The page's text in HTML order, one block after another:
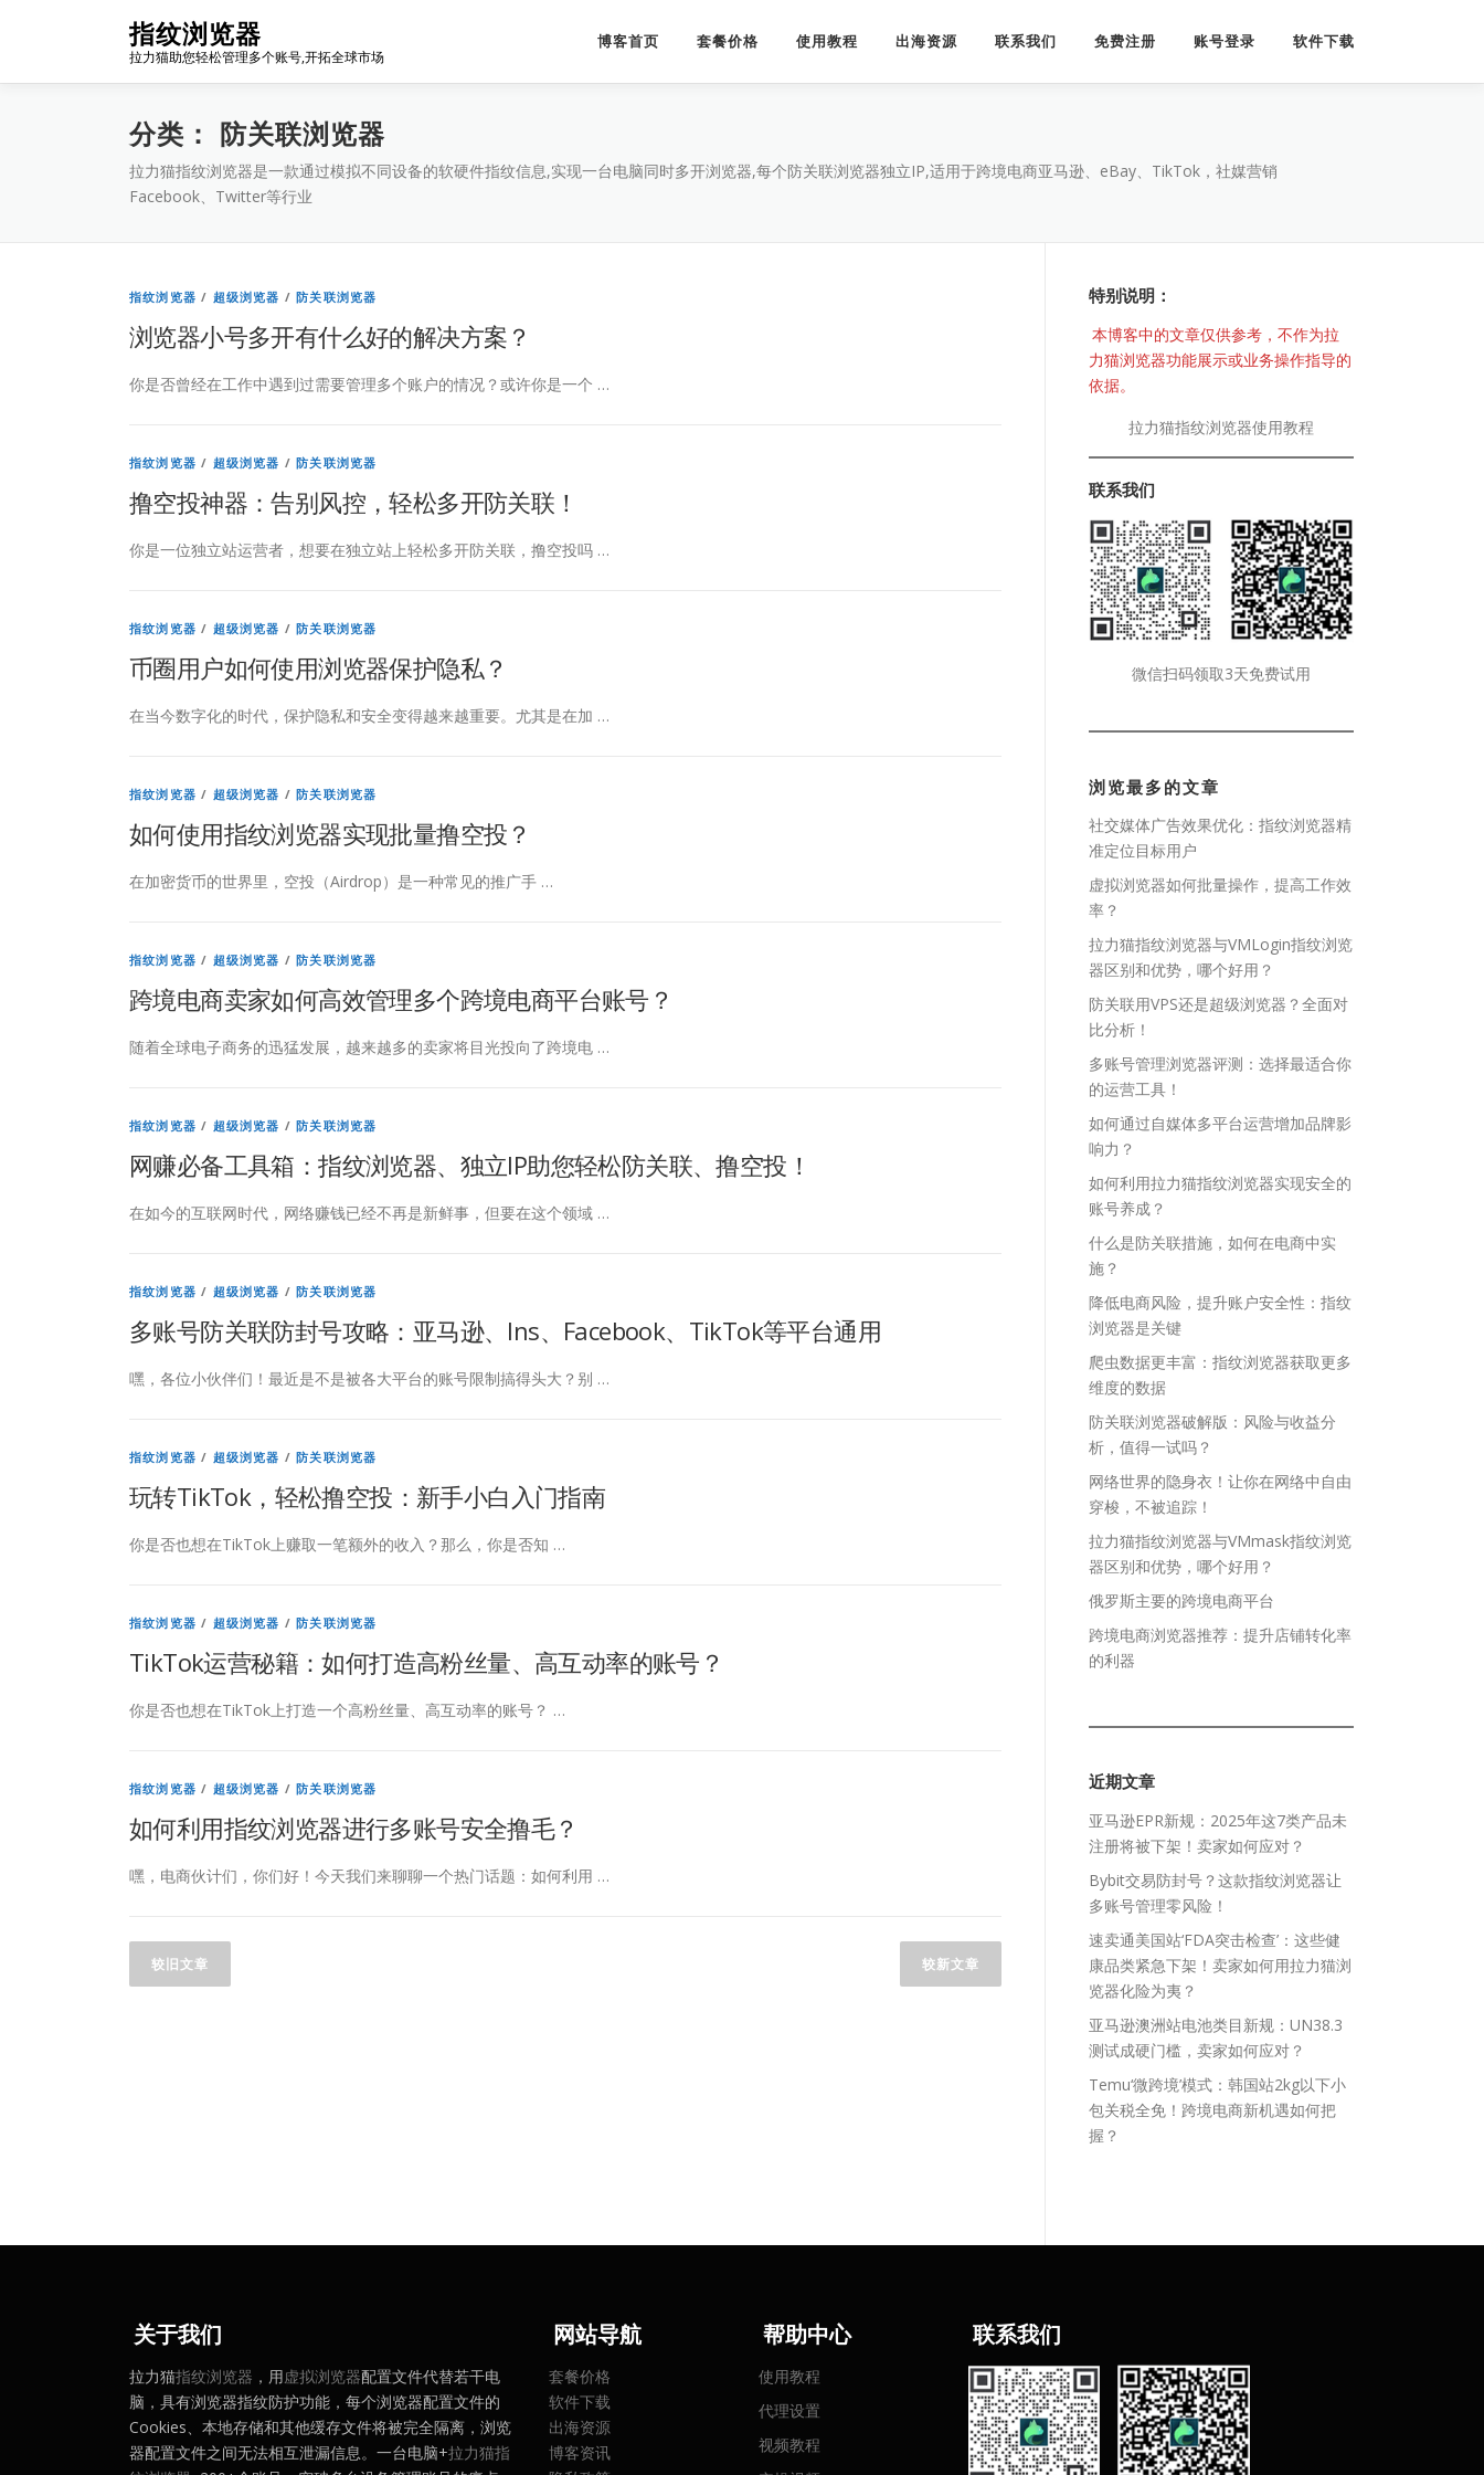
指纹浏览器
拉力猫助您轻松管理多个账号,开拓全球市场
博客首页 套餐价格 使用教程 出海资源 联系我们 免费注册 账号登录 软件下载
分类： 防关联浏览器
拉力猫指纹浏览器是一款通过模拟不同设备的软硬件指纹信息,实现一台电脑同时多开浏览器,每个防关联浏览器独立IP,适用于跨境电商亚马逊、eBay、TikTok，社媒营销
Facebook、Twitter等行业
指纹浏览器 / 超级浏览器 /防关联浏览器
浏览器小号多开有什么好的解决方案？
你是否曾经在工作中遇到过需要管理多个账户的情况？或许你是一个 …
指纹浏览器 / 超级浏览器 /防关联浏览器
撸空投神器：告别风控，轻松多开防关联！
你是一位独立站运营者，想要在独立站上轻松多开防关联，撸空投吗 …
指纹浏览器 / 超级浏览器 /防关联浏览器
币圈用户如何使用浏览器保护隐私？
在当今数字化的时代，保护隐私和安全变得越来越重要。尤其是在加 …
指纹浏览器 / 超级浏览器 /防关联浏览器
如何使用指纹浏览器实现批量撸空投？
在加密货币的世界里，空投（Airdrop）是一种常见的推广手 …
指纹浏览器 / 超级浏览器 /防关联浏览器
跨境电商卖家如何高效管理多个跨境电商平台账号？
随着全球电子商务的迅猛发展，越来越多的卖家将目光投向了跨境电 …
指纹浏览器 / 超级浏览器 /防关联浏览器
网赚必备工具箱：指纹浏览器、独立IP助您轻松防关联、撸空投！
在如今的互联网时代，网络赚钱已经不再是新鲜事，但要在这个领域 …
指纹浏览器 / 超级浏览器 /防关联浏览器
多账号防关联防封号攻略：亚马逊、Ins、Facebook、TikTok等平台通用
嘿，各位小伙伴们！最近是不是被各大平台的账号限制搞得头大？别 …
指纹浏览器 / 超级浏览器 /防关联浏览器
玩转TikTok，轻松撸空投：新手小白入门指南
你是否也想在TikTok上赚取一笔额外的收入？那么，你是否知 …
指纹浏览器 / 超级浏览器 /防关联浏览器
TikTok运营秘籍：如何打造高粉丝量、高互动率的账号？
你是否也想在TikTok上打造一个高粉丝量、高互动率的账号？ …
指纹浏览器 / 超级浏览器 /防关联浏览器
如何利用指纹浏览器进行多账号安全撸毛？
嘿，电商伙计们，你们好！今天我们来聊聊一个热门话题：如何利用 …
文
章较旧文章 较新文章
特别说明：
本博客中的文章仅供参考，不作为拉
力猫浏览器功能展示或业务操作指导的
依据。
拉力猫指纹浏览器使用教程
联系我们
微信扫码领取3天免费试用
浏览最多的文章
社交媒体广告效果优化：指纹浏览器精
准定位目标用户
虚拟浏览器如何批量操作，提高工作效
率？
拉力猫指纹浏览器与VMLogin指纹浏览
器区别和优势，哪个好用？
防关联用VPS还是超级浏览器？全面对
比分析！
多账号管理浏览器评测：选择最适合你
的运营工具！
如何通过自媒体多平台运营增加品牌影
响力？
如何利用拉力猫指纹浏览器实现安全的
账号养成？
什么是防关联措施，如何在电商中实
施？
降低电商风险，提升账户安全性：指纹
浏览器是关键
爬虫数据更丰富：指纹浏览器获取更多
维度的数据
防关联浏览器破解版：风险与收益分
析，值得一试吗？
网络世界的隐身衣！让你在网络中自由
穿梭，不被追踪！
拉力猫指纹浏览器与VMmask指纹浏览
器区别和优势，哪个好用？
俄罗斯主要的跨境电商平台
跨境电商浏览器推荐：提升店铺转化率
的利器
近期文章
亚马逊EPR新规：2025年这7类产品未
注册将被下架！卖家如何应对？
Bybit交易防封号？这款指纹浏览器让
多账号管理零风险！
速卖通美国站‘FDA突击检查’：这些健
康品类紧急下架！卖家如何用拉力猫浏
览器化险为夷？
亚马逊澳洲站电池类目新规：UN38.3
测试成硬门槛，卖家如何应对？
Temu‘微跨境’模式：韩国站2kg以下小
包关税全免！跨境电商新机遇如何把
握？
关于我们
拉力猫指纹浏览器 ，用虚拟浏览器配置文件代替若干电
脑，具有浏览器指纹防护功能，每个浏览器配置文件的
Cookies、本地存储和其他缓存文件将被完全隔离，浏览
器配置文件之间无法相互泄漏信息。一台电脑+拉力猫指
网站导航
套餐价格
软件下载
出海资源
博客资讯
帮助中心
使用教程
代理设置
视频教程
联系我们